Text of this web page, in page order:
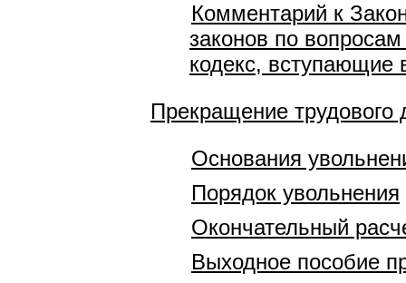
Комментарий к
законов по
кодекс, вступающие
Прекращение трудового
Основания
Порядок увольнения
Окончательный
Выходное пособие